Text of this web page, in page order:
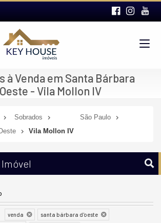
à Venda em Santa Bárbara
- Vila Mollon IV
Sobrados
São Paulo
Vila Mollon IV
venda
santa bárbara d'oeste